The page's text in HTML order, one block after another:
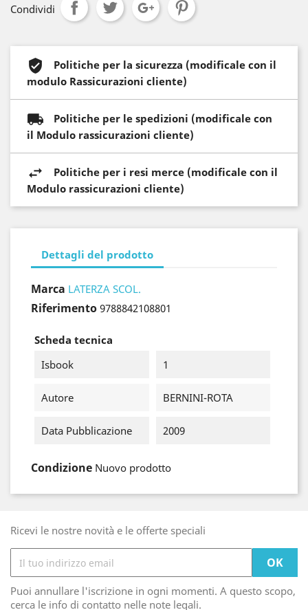
Condividi
Politiche per la sicurezza (modificale con il
modulo Rassicurazioni cliente)
Politiche per le spedizioni (modificale con
il Modulo rassicurazioni cliente)
Politiche per i resi merce (modificale con il
Modulo rassicurazioni cliente)
Dettagli del prodotto
Marca LATERZA SCOL.
Riferimento 9788842108801
Scheda tecnica
Isbook
1
Autore BERNINI-ROTA
Data Pubblicazione 2009
Condizione Nuovo prodotto
Ricevi le nostre novità e le offerte speciali
Puoi annullare l'iscrizione in ogni momenti. A questo scopo,
cerca le info di contatto nelle note legali.